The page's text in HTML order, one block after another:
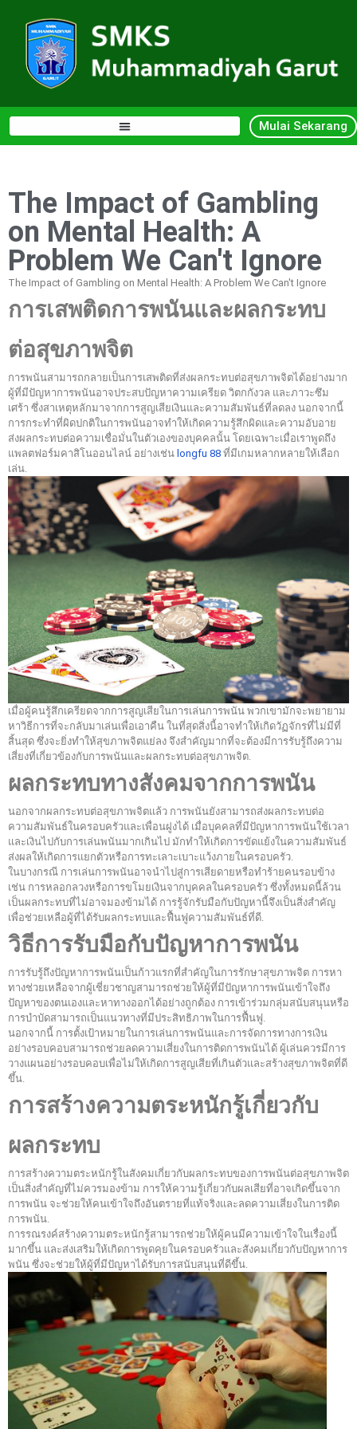
Mulai Sekarang
The Impact of Gambling
on Mental Health: A
Problem We Can't Ignore
The Impact of Gambling on Mental Health: A Problem We Can't Ignore
การเสพติดการพนันและผลกระทบ
ต่อสุขภาพจิต
การพนันสามารถกลายเป็นการเสพติดที่ส่งผลกระทบต่อสุขภาพจิตได้อย่างมาก
ผู้ที่มีปัญหาการพนันอาจประสบปัญหาความเครียด วิตกกังวล และภาวะซึม
เศร้า ซึ่งสาเหตุหลักมาจากการสูญเสียเงินและความสัมพันธ์ที่ลดลง นอกจากนี้
การกระทำที่ผิดปกติในการพนันอาจทำให้เกิดความรู้สึกผิดและความอับอาย
ส่งผลกระทบต่อความเชื่อมั่นในตัวเองของบุคคลนั้น โดยเฉพาะเมื่อเราพูดถึง
แพลตฟอร์มคาสิโนออนไลน์ อย่างเช่น longfu 88 ที่มีเกมหลากหลายให้เลือก
เล่น.
เมื่อผู้คนรู้สึกเครียดจากการสูญเสียในการเล่นการพนัน พวกเขามักจะพยายาม
หาวิธีการที่จะกลับมาเล่นเพื่อเอาคืน ในที่สุดสิ่งนี้อาจทำให้เกิดวัฏจักรที่ไม่มีที่
สิ้นสุด ซึ่งจะยิ่งทำให้สุขภาพจิตแย่ลง จึงสำคัญมากที่จะต้องมีการรับรู้ถึงความ
เสี่ยงที่เกี่ยวข้องกับการพนันและผลกระทบต่อสุขภาพจิต.
ผลกระทบทางสังคมจากการพนัน
นอกจากผลกระทบต่อสุขภาพจิตแล้ว การพนันยังสามารถส่งผลกระทบต่อ
ความสัมพันธ์ในครอบครัวและเพื่อนฝูงได้ เมื่อบุคคลที่มีปัญหาการพนันใช้เวลา
และเงินไปกับการเล่นพนันมากเกินไป มักทำให้เกิดการขัดแย้งในความสัมพันธ์
ส่งผลให้เกิดการแยกตัวหรือการทะเลาะเบาะแว้งภายในครอบครัว.
ในบางกรณี การเล่นการพนันอาจนำไปสู่การเสียดายหรือทำร้ายคนรอบข้าง
เช่น การหลอกลวงหรือการขโมยเงินจากบุคคลในครอบครัว ซึ่งทั้งหมดนี้ล้วน
เป็นผลกระทบที่ไม่อาจมองข้ามได้ การรู้จักรับมือกับปัญหานี้จึงเป็นสิ่งสำคัญ
เพื่อช่วยเหลือผู้ที่ได้รับผลกระทบและฟื้นฟูความสัมพันธ์ที่ดี.
วิธีการรับมือกับปัญหาการพนัน
การรับรู้ถึงปัญหาการพนันเป็นก้าวแรกที่สำคัญในการรักษาสุขภาพจิต การหา
ทางช่วยเหลือจากผู้เชี่ยวชาญสามารถช่วยให้ผู้ที่มีปัญหาการพนันเข้าใจถึง
ปัญหาของตนเองและหาทางออกได้อย่างถูกต้อง การเข้าร่วมกลุ่มสนับสนุนหรือ
การบำบัดสามารถเป็นแนวทางที่มีประสิทธิภาพในการฟื้นฟู.
นอกจากนี้ การตั้งเป้าหมายในการเล่นการพนันและการจัดการทางการเงิน
อย่างรอบคอบสามารถช่วยลดความเสี่ยงในการติดการพนันได้ ผู้เล่นควรมีการ
วางแผนอย่างรอบคอบเพื่อไม่ให้เกิดการสูญเสียที่เกินตัวและสร้างสุขภาพจิตที่ดี
ขึ้น.
การสร้างความตระหนักรู้เกี่ยวกับ
ผลกระทบ
การสร้างความตระหนักรู้ในสังคมเกี่ยวกับผลกระทบของการพนันต่อสุขภาพจิต
เป็นสิ่งสำคัญที่ไม่ควรมองข้าม การให้ความรู้เกี่ยวกับผลเสียที่อาจเกิดขึ้นจาก
การพนัน จะช่วยให้คนเข้าใจถึงอันตรายที่แท้จริงและลดความเสี่ยงในการติด
การพนัน.
การรณรงค์สร้างความตระหนักรู้สามารถช่วยให้ผู้คนมีความเข้าใจในเรื่องนี้
มากขึ้น และส่งเสริมให้เกิดการพูดคุยในครอบครัวและสังคมเกี่ยวกับปัญหาการ
พนัน ซึ่งจะช่วยให้ผู้ที่มีปัญหาได้รับการสนับสนุนที่ดีขึ้น.